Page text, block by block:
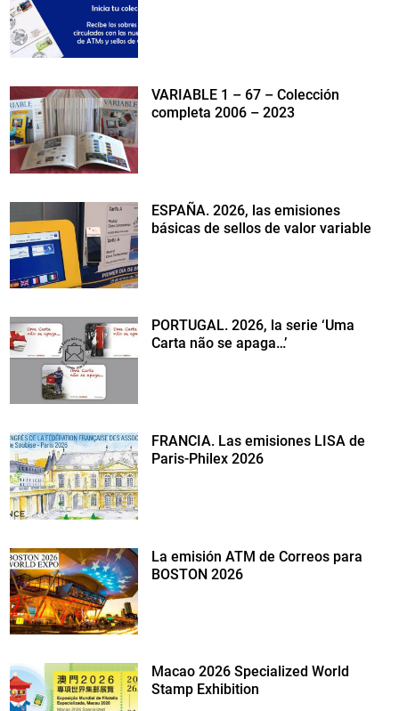
VARIABLE 1 – 67 – Colección
completa 2006 – 2023
ESPAÑA. 2026, las emisiones
básicas de sellos de valor variable
PORTUGAL. 2026, la serie ‘Uma
Carta não se apaga…’
FRANCIA. Las emisiones LISA de
Paris-Philex 2026
La emisión ATM de Correos para
BOSTON 2026
Macao 2026 Specialized World
Stamp Exhibition